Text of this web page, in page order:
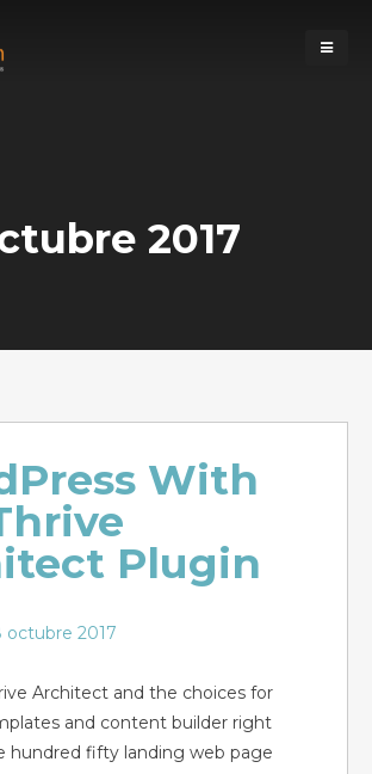
2017
With
Plugin
octubre 2017
Architect and the choices for
and content builder right
hundred fifty landing web page